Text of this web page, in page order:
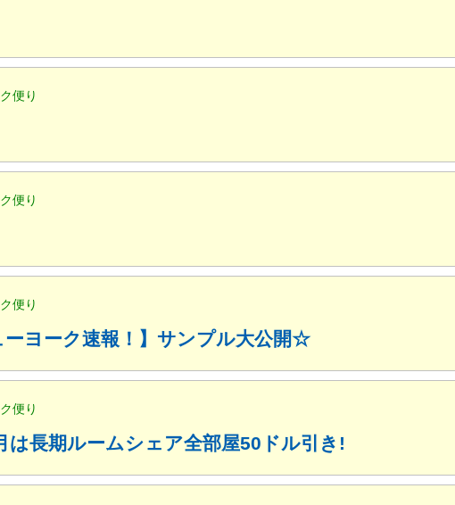
便り
便り
便り
ーヨーク速報！】サンプル大公開☆
便り
長期ルームシェア全部屋50ドル引き!